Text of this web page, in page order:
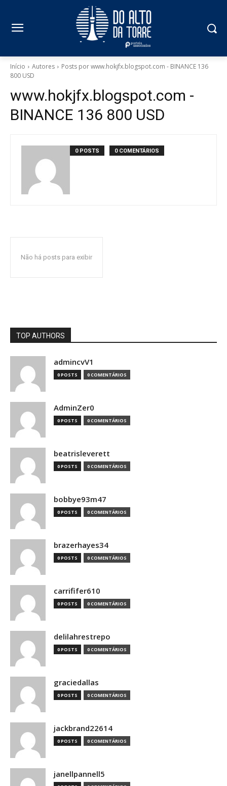
Início Autores
Posts por www.hokjfx.blogspot.com - BINANCE 136
800 USD
www.hokjfx.blogspot.com -
BINANCE 136 800 USD
0 POSTS 0 COMENTÁRIOS
Não há posts para exibir
TOP AUTHORS
admincvV1
0 POSTS 0 COMENTÁRIOS
AdminZer0
0 POSTS 0 COMENTÁRIOS
beatrisleverett
0 POSTS 0 COMENTÁRIOS
bobbye93m47
0 POSTS 0 COMENTÁRIOS
brazerhayes34
0 POSTS 0 COMENTÁRIOS
carrififer610
0 POSTS 0 COMENTÁRIOS
delilahrestrepo
0 POSTS 0 COMENTÁRIOS
graciedallas
0 POSTS 0 COMENTÁRIOS
jackbrand22614
0 POSTS 0 COMENTÁRIOS
janellpannell5